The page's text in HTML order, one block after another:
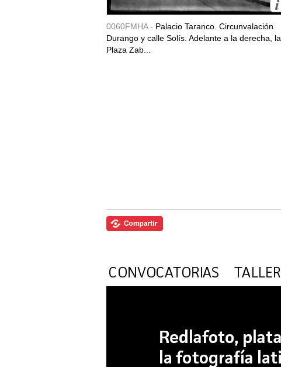
0060FMHA - Palacio Taranco. Circunvalación
Durango y calle Solís. Adelante a la derecha, la
Plaza Zab...